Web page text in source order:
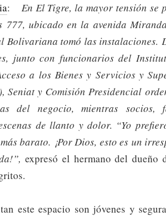
:
En El Tigre, la mayor tensión se
777, ubicado en la avenida
Bolivariana tomó las instalaciones.
junto con funcionarios del
a los Bienes y Servicios y
Seniat y Comisión Presidencial
del negocio, mientras socios,
de llanto y dolor. “Yo
barato. ¡Por Dios, esto es un
expresó el hermano del
este espacio son jóvenes y